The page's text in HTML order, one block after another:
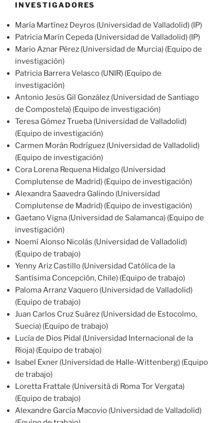
INVESTIGADORES
María Martínez Deyros (Universidad de Valladolid) (IP)
Patricia Marín Cepeda (Universidad de Valladolid) (IP)
Mario Aznar Pérez (Universidad de Murcia) (Equipo de
investigación)
Patricia Barrera Velasco (UNIR) (Equipo de
investigación)
Antonio Jesús Gil González (Universidad de Santiago
de Compostela) (Equipo de investigación)
Teresa Gómez Trueba (Universidad de Valladolid)
(Equipo de investigación)
Carmen Morán Rodríguez (Universidad de Valladolid)
(Equipo de investigación)
Cora Lorena Requena Hidalgo (Universidad
Complutense de Madrid) (Equipo de investigación)
Alexandra Saavedra Galindo (Universidad
Complutense de Madrid) (Equipo de investigación)
Gaetano Vigna (Universidad de Salamanca) (Equipo de
investigación)
Noemí Alonso Nicolás (Universidad de Valladolid)
(Equipo de trabajo)
Yenny Ariz Castillo (Universidad Católica de la
Santísima Concepción, Chile) (Equipo de trabajo)
Paloma Arranz Vaquero (Universidad de Valladolid)
(Equipo de trabajo)
Juan Carlos Cruz Suárez (Universidad de Estocolmo,
Suecia) (Equipo de trabajo)
Lucía de Dios Pidal (Universidad Internacional de la
Rioja) (Equipo de trabajo)
Isabel Exner (Universidad de Halle-Wittenberg) (Equipo
de trabajo)
Loretta Frattale (Università di Roma Tor Vergata)
(Equipo de trabajo)
Alexandre García Macovio (Universidad de Valladolid)